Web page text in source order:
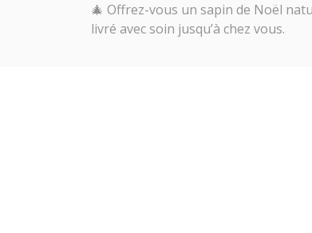
🎄 Offrez-vous un sapin de Noël
livré avec soin jusqu’à chez vous.